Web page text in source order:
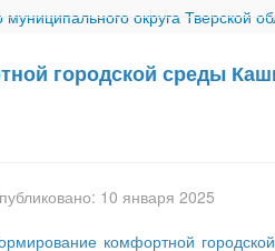
округа Тверской
городской среды
10 января 2025
комфортной